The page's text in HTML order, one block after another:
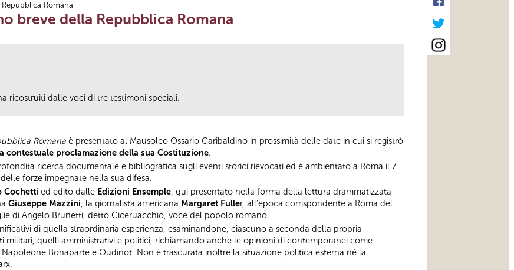
Romana
breve della Repubblica Romana
ricostruiti dalle voci di tre testimoni speciali.
Romana è presentato al Mausoleo Ossario Garibaldino in prossimità delle date in cui si registrò
contestuale proclamazione della sua Costituzione.
ricerca documentale e bibliografica sugli eventi storici rievocati ed è ambientato a Roma il 7
forze impegnate nella sua difesa.
Cochetti ed edito dalle Edizioni Ensemple, qui presentato nella forma della lettura drammatizzata –
Giuseppe Mazzini, la giornalista americana Margaret Fuller, all’epoca corrispondente a Roma del
di Angelo Brunetti, detto Ciceruacchio, voce del popolo romano.
di quella straordinaria esperienza, esaminandone, ciascuno a seconda della propria
militari, quelli amministrativi e politici, richiamando anche le opinioni di contemporanei come
Bonaparte e Oudinot. Non è trascurata inoltre la situazione politica esterna né la